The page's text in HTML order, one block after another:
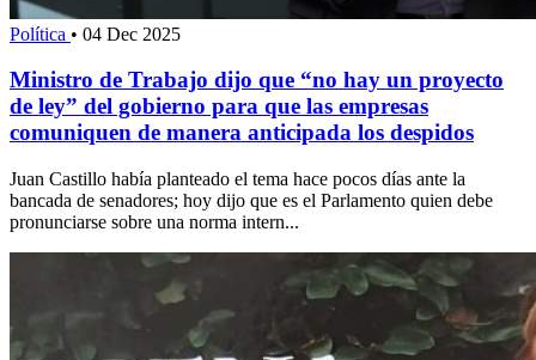
Política • 04 Dec 2025
Ministro de Trabajo dijo que “no hay un proyecto
de ley” del gobierno para que las empresas
comuniquen de manera anticipada los despidos
Juan Castillo había planteado el tema hace pocos días ante la
bancada de senadores; hoy dijo que es el Parlamento quien debe
pronunciarse sobre una norma intern...